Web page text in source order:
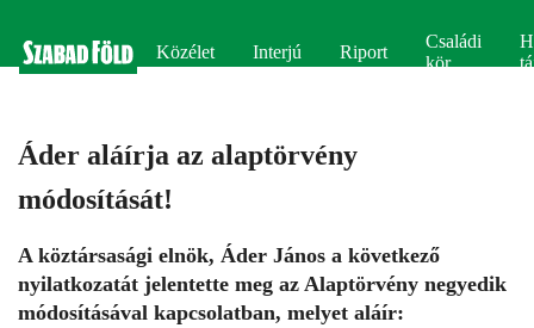
Közélet Interjú Riport
Családi
kör
Áder aláírja az alaptörvény
módosítását!
A köztársasági elnök, Áder János a következő
nyilatkozatát jelentette meg az Alaptörvény negyedik
módosításával kapcsolatban, melyet aláír: